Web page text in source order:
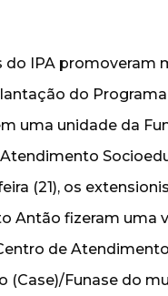
do IPA promoveram
do
uma unidade da
(21), os
Antão fizeram uma
de Atendimento
(Case)/Funase do